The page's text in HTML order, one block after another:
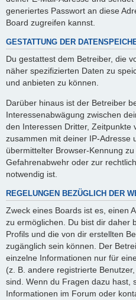
generiertes Passwort an diese
Board zugreifen kannst.
GESTATTUNG DER
Du gestattest dem Betreiber, die
näher spezifizierten Daten zu
und anbieten zu können.
Darüber hinaus ist der Betreiber
Interessenabwägung zwischen
den Interessen Dritter, Zeitpunkte
zusammen mit deiner IP-Adresse
übermittelter Browser-Kennung
Gefahrenabwehr oder zur
notwendig ist.
REGELUNGEN BEZÜGLICH DER
Zweck eines Boards ist es, einen
zu ermöglichen. Du bist dir daher
Profils und die von dir erstellten
zugänglich sein können. Der
einzelne Informationen nur für
(z. B. andere registrierte
sind. Wenn du Fragen dazu hast,
Informationen im Forum oder